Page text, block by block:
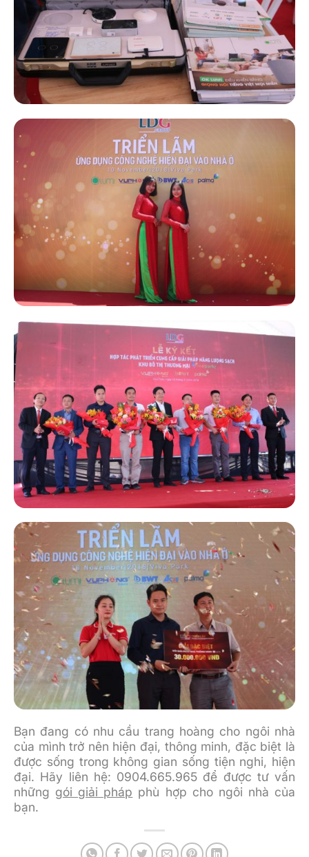
Bạn đang có nhu cầu trang hoàng cho ngôi nhà
của mình trở nên hiện đại, thông minh, đặc biệt là
được sống trong không gian sống tiện nghi, hiện
đại. Hãy liên hệ: 0904.665.965 để được tư vấn
những gói giải pháp phù hợp cho ngôi nhà của
bạn.